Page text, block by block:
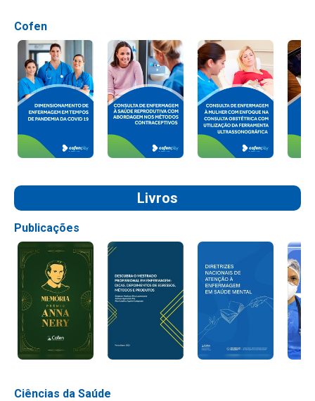
Cofen
Livros
Publicações
Ciências da Saúde